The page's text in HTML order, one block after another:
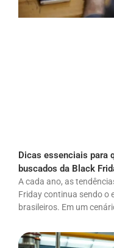
Dicas essenciais para
buscados da Black
A cada ano, as
Friday continua sendo o
brasileiros. Em um